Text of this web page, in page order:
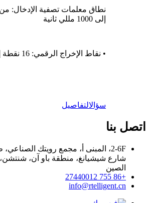
إلى 1000 مللي ثانية
• نقاط الإخراج الرقمي: 16 نقطة إخراج NPN
سؤالالتفاصيل
اتصل بنا
شارع شيشيانغ، منطقة باو آن، شنتشن،
الصين
+86 755 27440012
info@rtelligent.cn